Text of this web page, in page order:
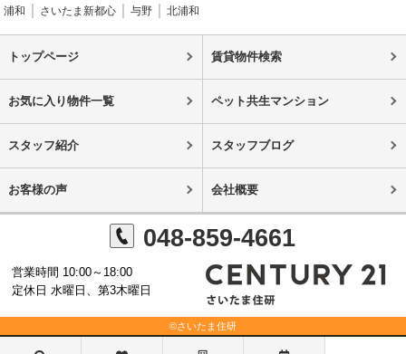
浦和
さいたま新都心 与野 北浦和
トップページ 賃貸物件検索
お気に入り物件一覧 ペット共生マンション
スタッフ紹介 スタッフブログ
お客様の声 会社概要
048-859-4661
営業時間 10:00～18:00
定休日 水曜日、第3木曜日
©さいたま住研